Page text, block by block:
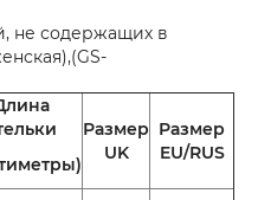
не содержащих в
Размер
UK
Размер
EU/RUS